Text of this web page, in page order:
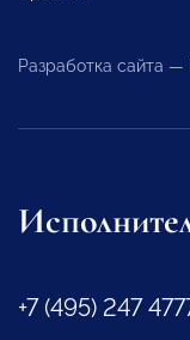
Разработка сайта —
+7 (495) 247